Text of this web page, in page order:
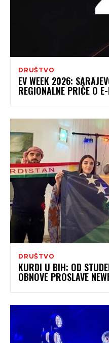
DRUŠTVO
EV WEEK 2026:
REGIONALNE PRIČE O
DRUŠTVO
KURDI U BIH: OD
OBNOVE PROSLAVE